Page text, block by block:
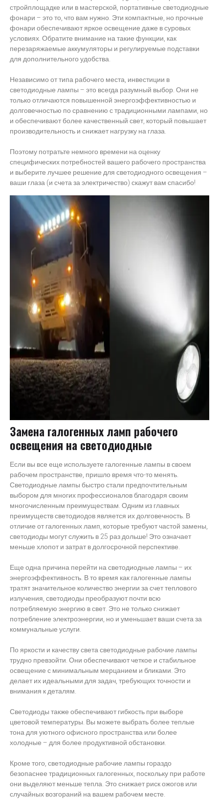
стройплощадке или в мастерской, портативные светодиодные
фонари – это то, что вам нужно. Эти компактные, но прочные
фонари обеспечивают яркое освещение даже в суровых
условиях. Обратите внимание на такие функции, как
перезаряжаемые аккумуляторы и регулируемые подставки
для дополнительного удобства.
Независимо от типа рабочего места, инвестиции в
светодиодные лампы – это всегда разумный выбор. Они не
только отличаются повышенной энергоэффективностью и
долговечностью по сравнению с традиционными лампами, но
и обеспечивают более качественный свет, который повышает
производительность и снижает нагрузку на глаза.
Поэтому потратьте немного времени на оценку
специфических потребностей вашего рабочего пространства
и выберите лучшее решение для светодиодного освещения –
ваши глаза (и счета за электричество) скажут вам спасибо!
Замена галогенных ламп рабочего
освещения на светодиодные
Если вы все еще используете галогенные лампы в своем
рабочем пространстве, пришло время что-то менять.
Светодиодные лампы быстро стали предпочтительным
выбором для многих профессионалов благодаря своим
многочисленным преимуществам. Одним из главных
преимуществ светодиодов является их долговечность. В
отличие от галогенных ламп, которые требуют частой замены,
светодиоды могут служить в 25 раз дольше! Это означает
меньше хлопот и затрат в долгосрочной перспективе.
Еще одна причина перейти на светодиодные лампы – их
энергоэффективность. В то время как галогенные лампы
тратят значительное количество энергии за счет теплового
излучения, светодиоды преобразуют почти всю
потребляемую энергию в свет. Это не только снижает
потребление электроэнергии, но и уменьшает ваши счета за
коммунальные услуги.
По яркости и качеству света светодиодные рабочие лампы
трудно превзойти. Они обеспечивают четкое и стабильное
освещение с минимальным мерцанием и бликами. Это
делает их идеальными для задач, требующих точности и
внимания к деталям.
Светодиоды также обеспечивают гибкость при выборе
цветовой температуры. Вы можете выбрать более теплые
тона для уютного офисного пространства или более
холодные – для более продуктивной обстановки.
Кроме того, светодиодные рабочие лампы гораздо
безопаснее традиционных галогенных, поскольку при работе
они выделяют меньше тепла. Это снижает риск ожогов или
случайных возгораний на вашем рабочем месте.